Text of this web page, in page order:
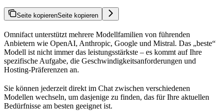
Seite kopierenSeite kopieren
Omnifact unterstützt mehrere Modellfamilien von führenden
Anbietern wie OpenAI, Anthropic, Google und Mistral. Das „beste“
Modell ist nicht immer das leistungsstärkste – es kommt auf Ihre
spezifische Aufgabe, die Geschwindigkeitsanforderungen und
Hosting-Präferenzen an.
Sie können jederzeit direkt im Chat zwischen verschiedenen
Modellen wechseln, um dasjenige zu finden, das für Ihre aktuellen
Bedürfnisse am besten geeignet ist.